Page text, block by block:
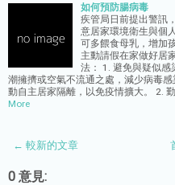
如何預防腸病毒
疾管局日前提出警訊
意居家環境衛生與個
可多餵食母乳，增加
主動請假在家做好居
法： 1. 避免與疑似感
潮擁擠或空氣不流通之處，減少病毒
動自主居家隔離，以免疫情擴大。 2.
More
← 較新的文章
0 意見: